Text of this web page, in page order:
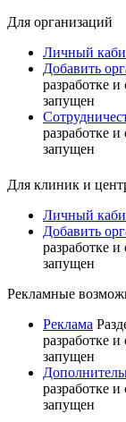
Для организаций
Личный
Добавить
разработке и
запущен
разработке и
запущен
Для клиник и
Личный
Добавить
разработке и
запущен
Рекламные
Реклама
разработке и
запущен
разработке и
запущен